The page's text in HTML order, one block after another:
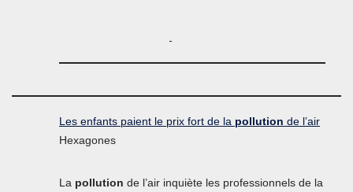
Les enfants paient le prix fort de la pollution de l’air
Hexagones
La pollution de l’air inquiète les professionnels de la